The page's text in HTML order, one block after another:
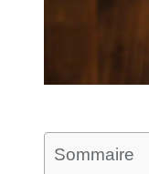
Sommaire